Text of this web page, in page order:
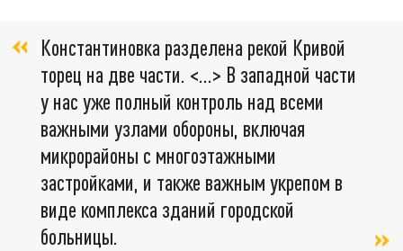
Константиновка разделена рекой Кривой
торец на две части. <…> В западной части
у нас уже полный контроль над всеми
важными узлами обороны, включая
микрорайоны с многоэтажными
застройками, и также важным укрепом в
виде комплекса зданий городской
больницы.